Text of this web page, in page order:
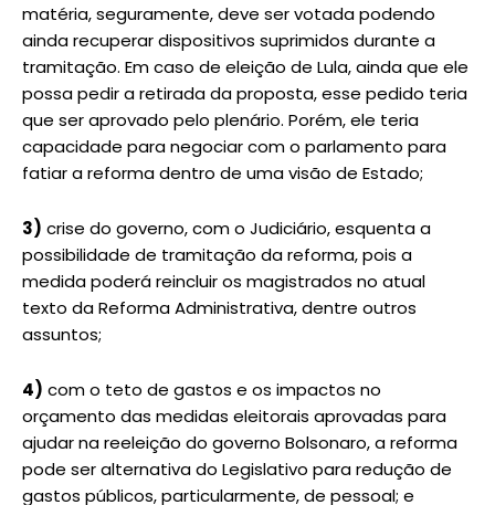
matéria, seguramente, deve ser votada podendo
ainda recuperar dispositivos suprimidos durante a
tramitação. Em caso de eleição de Lula, ainda que ele
possa pedir a retirada da proposta, esse pedido teria
que ser aprovado pelo plenário. Porém, ele teria
capacidade para negociar com o parlamento para
fatiar a reforma dentro de uma visão de Estado;
3) crise do governo, com o Judiciário, esquenta a
possibilidade de tramitação da reforma, pois a
medida poderá reincluir os magistrados no atual
texto da Reforma Administrativa, dentre outros
assuntos;
4) com o teto de gastos e os impactos no
orçamento das medidas eleitorais aprovadas para
ajudar na reeleição do governo Bolsonaro, a reforma
pode ser alternativa do Legislativo para redução de
gastos públicos, particularmente, de pessoal; e